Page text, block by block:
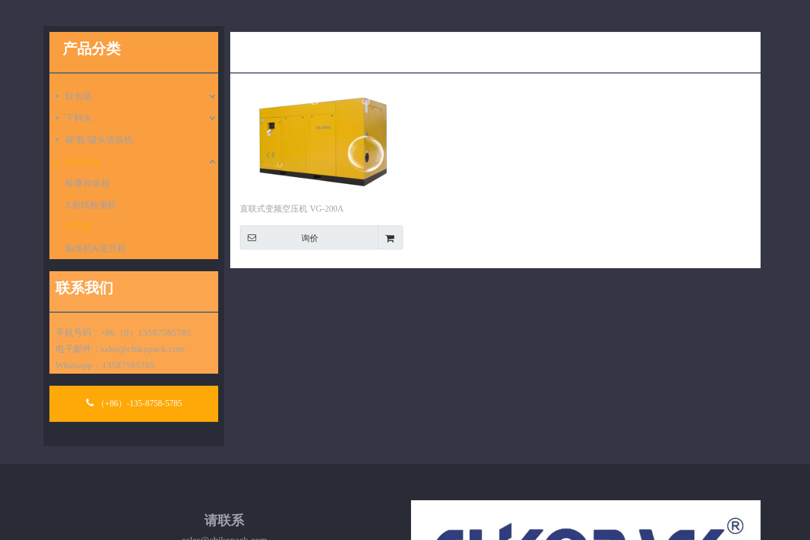
产品分类
软包装
下料头
罐/瓶/罐头填装机
辅助设备
检重和金检
X射线检测机
空压机
输送机&提升机
联系我们
手机号码：+86（0）13587585785
电子邮件： sales@chikopack.com
Whatsapp： 13587585785
（+86）-135-8758-5785
直联式变频空压机 VG-200A
询价
请联系